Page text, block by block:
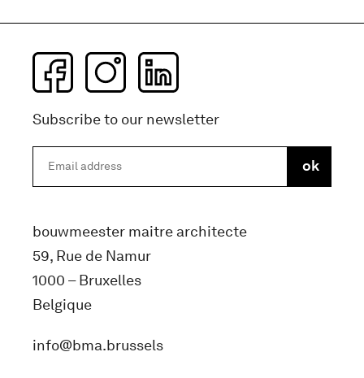
Subscribe to our newsletter
bouwmeester maitre architecte
59, Rue de Namur
1000 – Bruxelles
Belgique
info@bma.brussels